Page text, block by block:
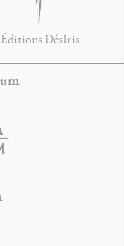
Éditions DésIris